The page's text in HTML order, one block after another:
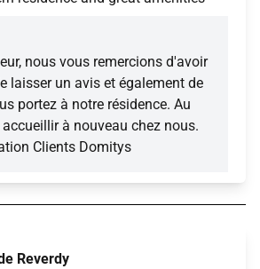
nous vous remercions d'avoir
laisser un avis et également de
portez à notre résidence. Au
à nouveau chez nous.
Clients Domitys
Reverdy